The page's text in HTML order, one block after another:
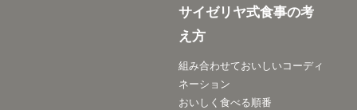
サイゼリヤ式食事の考
え方
組み合わせておいしいコーディ
ネーション
おいしく食べる順番